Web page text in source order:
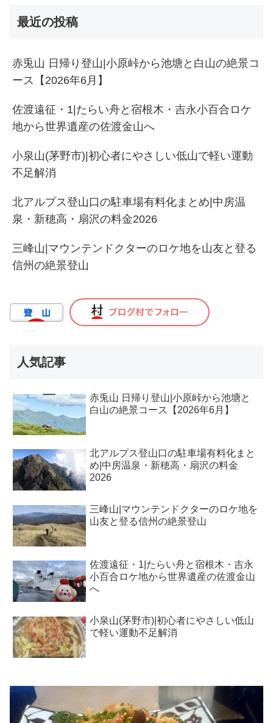
最近の投稿
赤兎山 日帰り登山|小原峠から池塘と白山の絶景コ
ース【2026年6月】
佐渡遠征・1|たらい舟と宿根木・吉永小百合ロケ
地から世界遺産の佐渡金山へ
小泉山(茅野市)|初心者にやさしい低山で軽い運動
不足解消
北アルプス登山口の駐車場有料化まとめ|中房温
泉・新穂高・扇沢の料金2026
三峰山|マウンテンドクターのロケ地を山友と登る
信州の絶景登山
人気記事
赤兎山 日帰り登山|小原峠から池塘と
白山の絶景コース【2026年6月】
北アルプス登山口の駐車場有料化まと
め|中房温泉・新穂高・扇沢の料金
2026
三峰山|マウンテンドクターのロケ地を
山友と登る信州の絶景登山
佐渡遠征・1|たらい舟と宿根木・吉永
小百合ロケ地から世界遺産の佐渡金山
へ
小泉山(茅野市)|初心者にやさしい低山
で軽い運動不足解消